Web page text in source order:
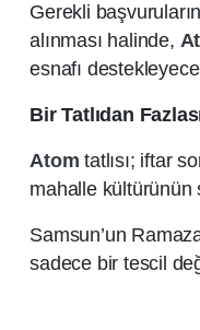
Gerekli
alınması halinde,
esnafı
Bir Tatlıdan
Atomtatlısı; iftar
mahalle kültürünün
Samsun’un
sadece bir tescil